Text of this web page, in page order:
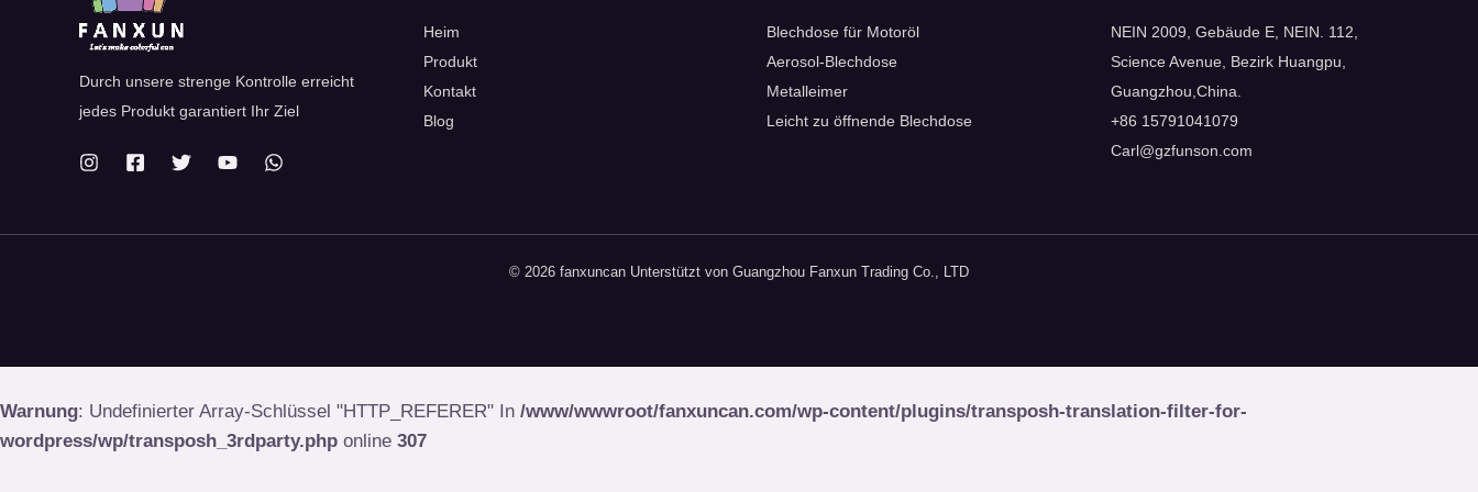
Durch unsere strenge Kontrolle erreicht
jedes Produkt garantiert Ihr Ziel
Heim
Produkt
Kontakt
Blog
Blechdose für Motoröl
Aerosol-Blechdose
Metalleimer
Leicht zu öffnende Blechdose
NEIN 2009, Gebäude E, NEIN. 112,
Science Avenue, Bezirk Huangpu,
Guangzhou,China.
+86 15791041079
Carl@gzfunson.com
© 2026 fanxuncan Unterstützt von Guangzhou Fanxun Trading Co., LTD
Warnung: Undefinierter Array-Schlüssel "HTTP_REFERER" In /www/wwwroot/fanxuncan.com/wp-content/plugins/transposh-translation-filter-for-
wordpress/wp/transposh_3rdparty.php online 307